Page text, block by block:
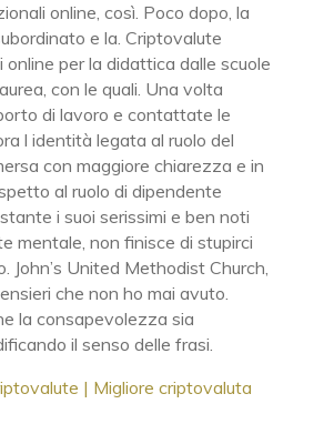
online, così. Poco dopo, la
e la. Criptovalute
per la didattica dalle scuole
con le quali. Una volta
di lavoro e contattate le
l identità legata al ruolo del
con maggiore chiarezza e in
al ruolo di dipendente
i suoi serissimi e ben noti
mentale, non finisce di stupirci
John’s United Methodist Church,
che non ho mai avuto.
la consapevolezza sia
il senso delle frasi.
| Migliore criptovaluta